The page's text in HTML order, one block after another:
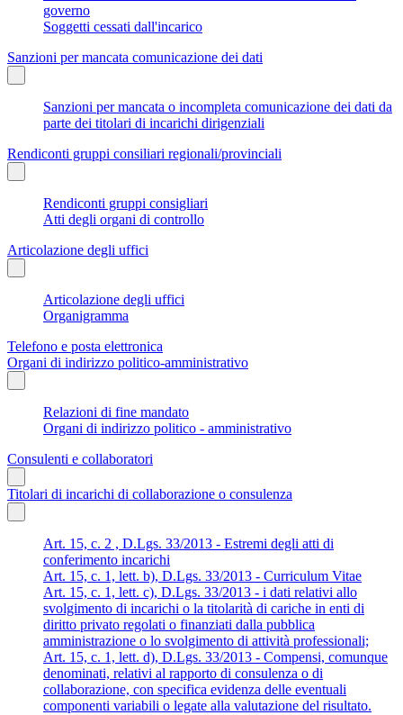
governo
Soggetti cessati dall'incarico
Sanzioni per mancata comunicazione dei dati
Sanzioni per mancata o incompleta comunicazione dei dati da
parte dei titolari di incarichi dirigenziali
Rendiconti gruppi consiliari regionali/provinciali
Rendiconti gruppi consigliari
Atti degli organi di controllo
Articolazione degli uffici
Articolazione degli uffici
Organigramma
Telefono e posta elettronica
Organi di indirizzo politico-amministrativo
Relazioni di fine mandato
Organi di indirizzo politico - amministrativo
Consulenti e collaboratori
Titolari di incarichi di collaborazione o consulenza
Art. 15, c. 2 , D.Lgs. 33/2013 - Estremi degli atti di
conferimento incarichi
Art. 15, c. 1, lett. b), D.Lgs. 33/2013 - Curriculum Vitae
Art. 15, c. 1, lett. c), D.Lgs. 33/2013 - i dati relativi allo
svolgimento di incarichi o la titolarità di cariche in enti di
diritto privato regolati o finanziati dalla pubblica
amministrazione o lo svolgimento di attività professionali;
Art. 15, c. 1, lett. d), D.Lgs. 33/2013 - Compensi, comunque
denominati, relativi al rapporto di consulenza o di
collaborazione, con specifica evidenza delle eventuali
componenti variabili o legate alla valutazione del risultato.